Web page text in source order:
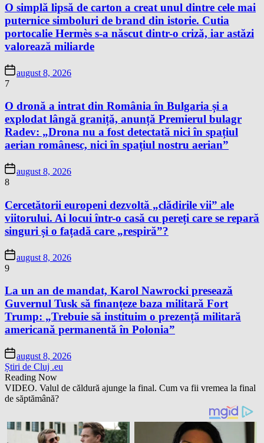
O simplă lipsă de carton a creat unul dintre cele mai
puternice simboluri de brand din istorie. Cutia
portocalie Hermès s-a născut dintr-o criză, iar astăzi
valorează miliarde
august 8, 2026
7
O dronă a intrat din România în Bulgaria și a
explodat lângă graniță, anunță Premierul bulagr
Radev: „Drona nu a fost detectată nici în spațiul
aerian românesc, nici în spațiul nostru aerian”
august 8, 2026
8
Cercetătorii europeni dezvoltă „clădirile vii” ale
viitorului. Ai locui într-o casă cu pereți care se repară
singuri și o fațadă care „respiră”?
august 8, 2026
9
La un an de mandat, Karol Nawrocki presează
Guvernul Tusk să finanțeze baza militară Fort
Trump: „Trebuie să instituim o prezență militară
americană permanentă în Polonia”
august 8, 2026
Știri de Cluj .eu
Reading Now
VIDEO. Valul de căldură ajunge la final. Cum va fii vremea la final
de săptămână?